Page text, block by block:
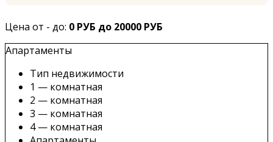
Цена от - до: 0 РУБ до 20000 РУБ
Апартаменты
Тип недвижимости
1 — комнатная
2 — комнатная
3 — комнатная
4 — комнатная